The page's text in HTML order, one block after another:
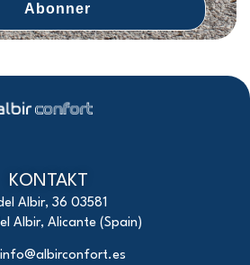
Abonner
KONTAKT
Albir, 36 03581
Albir, Alicante (Spain)
info@albirconfort.es